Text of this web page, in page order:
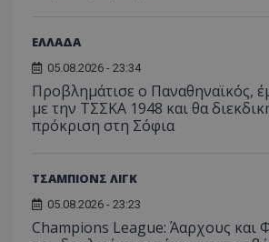
ΕΛΛΑΔΑ
05.08.2026 - 23:34
Προβλημάτισε ο Παναθηναϊκός,
με την ΤΣΣΚΑ 1948 και θα
πρόκριση στη Σόφια
ΤΣΑΜΠΙΟΝΣ ΛΙΓΚ
05.08.2026 - 23:23
Champions League: Άαρχους και